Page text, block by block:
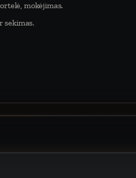
mokėjimas.
sekimas.